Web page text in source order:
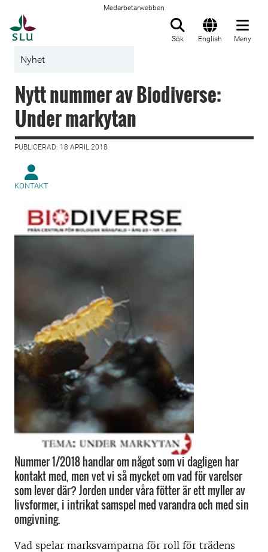
Medarbetarwebben
Sök English Meny
Nyhet
Nytt nummer av Biodiverse:
Under markytan
PUBLICERAD: 18 APRIL 2018
KONTAKT
Nummer 1/2018 handlar om något som vi dagligen har
kontakt med, men vet vi så mycket om vad för varelser
som lever där? Jorden under våra fötter är ett myller av
livsformer, i intrikat samspel med varandra och med sin
omgivning.
Vad spelar marksvamparna för roll för trädens